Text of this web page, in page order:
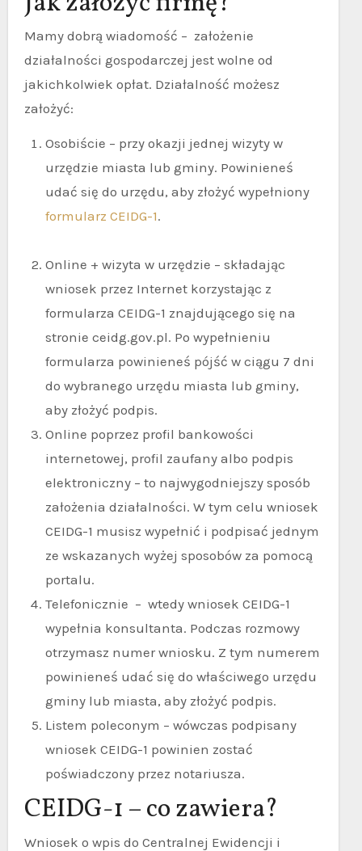
Mamy dobrą wiadomość – założenie
działalności gospodarczej jest wolne od
jakichkolwiek opłat. Działalność możesz
założyć:
Osobiście – przy okazji jednej wizyty w
urzędzie miasta lub gminy. Powinieneś
udać się do urzędu, aby złożyć wypełniony
formularz CEIDG-1.
Online + wizyta w urzędzie – składając
wniosek przez Internet korzystając z
formularza CEIDG-1 znajdującego się na
stronie ceidg.gov.pl. Po wypełnieniu
formularza powinieneś pójść w ciągu 7 dni
do wybranego urzędu miasta lub gminy,
aby złożyć podpis.
Online poprzez profil bankowości
internetowej, profil zaufany albo podpis
elektroniczny – to najwygodniejszy sposób
założenia działalności. W tym celu wniosek
CEIDG-1 musisz wypełnić i podpisać jednym
ze wskazanych wyżej sposobów za pomocą
portalu.
Telefonicznie – wtedy wniosek CEIDG-1
wypełnia konsultanta. Podczas rozmowy
otrzymasz numer wniosku. Z tym numerem
powinieneś udać się do właściwego urzędu
gminy lub miasta, aby złożyć podpis.
Listem poleconym – wówczas podpisany
wniosek CEIDG-1 powinien zostać
poświadczony przez notariusza.
CEIDG-1 – co zawiera?
Wniosek o wpis do Centralnej Ewidencji i